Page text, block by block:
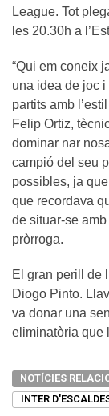
League. Tot
les 20.30h a
“Qui em coneix
una idea de joc i
partits amb
Felip Ortiz,
dominar nar
campió del seu
possibles, ja
que recordava
de situar-se
pròrroga.
El gran perill de
Diogo Pinto.
va donar una
eliminatòria que
NOTÍCIES
INTER